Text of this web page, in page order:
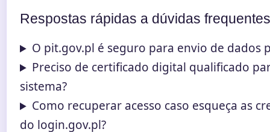
Respostas rápidas a dúvidas frequentes
O pit.gov.pl é seguro para envio de dados
Preciso de certificado digital qualificado
sistema?
Como recuperar acesso caso esqueça as
do login.gov.pl?